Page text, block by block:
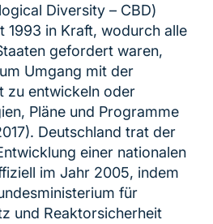
Diversity – CBD)
1993 in Kraft, wodurch alle
gefordert waren,
Umgang mit der
zu entwickeln oder
Pläne und Programme
Deutschland trat der
einer nationalen
im Jahr 2005, indem
für
und Reaktorsicherheit